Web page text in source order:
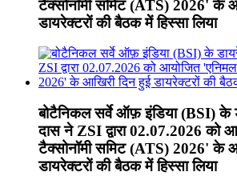
टैक्सोनॉमी समिट (ATS) 2026' के
डायरेक्टरों की बैठक में हिस्सा लिया
बोटैनिकल सर्वे ऑफ़ इंडिया (BSI) के
दास ने ZSI द्वारा 02.07.2026 को
टैक्सोनॉमी समिट (ATS) 2026' के
डायरेक्टरों की बैठक में हिस्सा लिया